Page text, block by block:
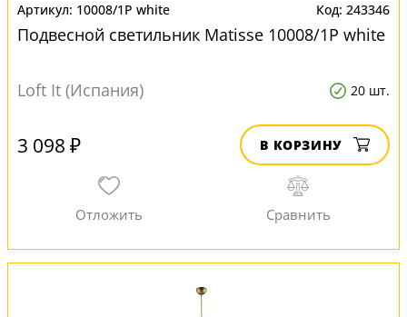
10008/1P white 243346
Подвесной светильник Matisse 10008/1P white
Loft It (Испания) 20 шт.
3 098 ₽ В КОРЗИНУ